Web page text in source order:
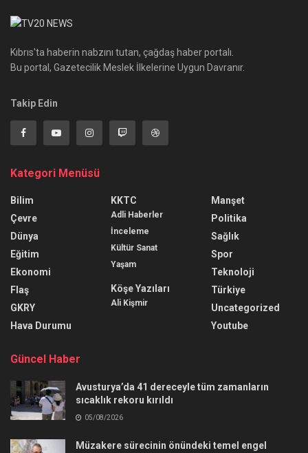
Kıbrıs'ta haberin nabzını tutan, çağdaş haber portalı.
Bu portal, Gazetecilik Meslek İlkelerine Uygun Davranır.
Takip Edin
Kategori Menüsü
Bilim
Çevre
Dünya
Eğitim
Ekonomi
Flaş
GKRY
Hava Durumu
KKTC
Adli Haberler
İnceleme
Kültür Sanat
Yaşam
Köşe Yazıları
Ali Kişmir
Manşet
Politika
Sağlık
Spor
Teknoloji
Türkiye
Uncategorized
Youtube
Güncel Haber
Avusturya’da 41 dereceyle tüm zamanların
sıcaklık rekoru kırıldı
05/08/2026
Müzakere sürecinin önündeki temel engel